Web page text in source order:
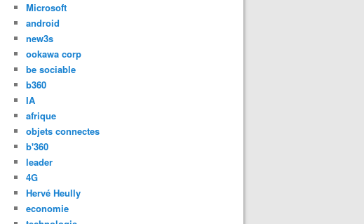
Microsoft
android
new3s
ookawa corp
be sociable
b360
IA
afrique
objets connectes
b'360
leader
4G
Hervé Heully
economie